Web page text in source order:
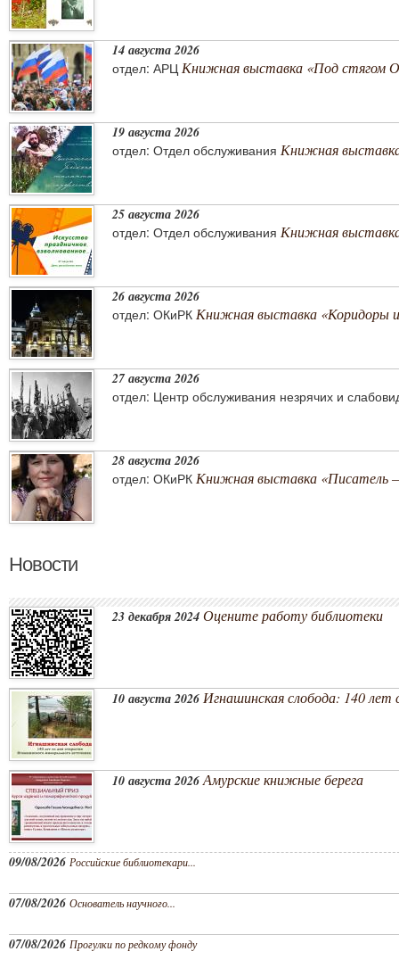
14 августа 2026
отдел: АРЦ Книжная выставка «Под стягом
19 августа 2026
отдел: Отдел обслуживания Книжная
25 августа 2026
отдел: Отдел обслуживания Книжная
26 августа 2026
отдел: ОКиРК Книжная выставка «Коридоры
27 августа 2026
отдел: Центр обслуживания незрячих и
28 августа 2026
отдел: ОКиРК Книжная выставка «Писатель
Новости
23 декабря 2024 Оцените работу библиотеки
10 августа 2026 Игнашинская слобода: 140
10 августа 2026Амурские книжные берега
09/08/2026 Российские библиотекари...
07/08/2026 Основатель научного...
07/08/2026 Прогулки по редкому фонду